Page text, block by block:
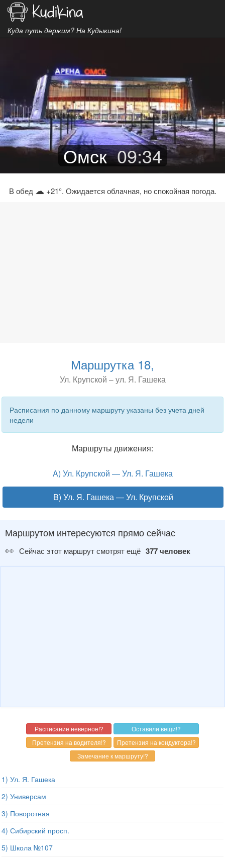
Куда путь держим? На Кудыкина!
Омск 09:34
В обед ☁ +21°. Ожидается облачная, но спокойная погода.
Маршрутка 18,
Ул. Крупской – ул. Я. Гашека
Расписания по данному маршруту указаны без учета дней
недели
Маршруты движения:
A) Ул. Крупской — Ул. Я. Гашека
B) Ул. Я. Гашека — Ул. Крупской
Маршрутом интересуются прямо сейчас
👀 Сейчас этот маршрут смотрят ещё 377 человек
1) Ул. Я. Гашека
2) Универсам
3) Поворотная
4) Сибирский просп.
5) Школа №107